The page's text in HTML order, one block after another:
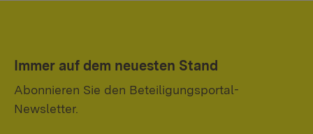
Immer auf dem neuesten Stand
Abonnieren Sie den Beteiligungsportal-
Newsletter.